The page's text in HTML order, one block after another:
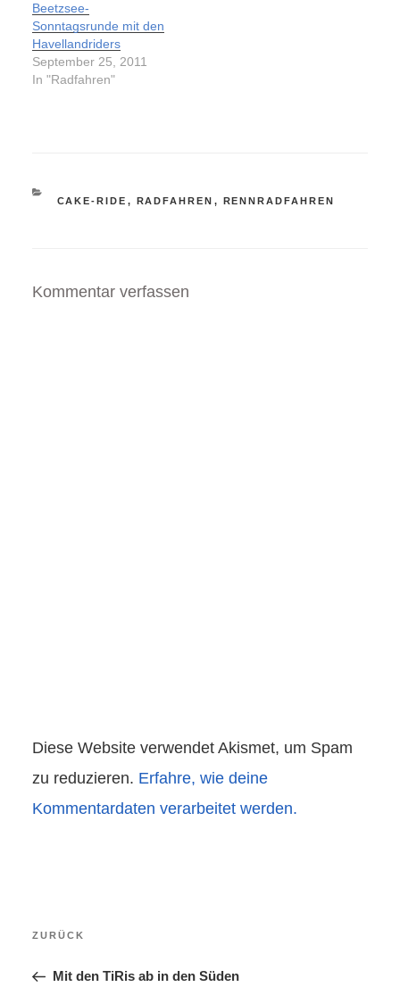
Beetzsee-
Sonntagsrunde mit den
Havellandriders
September 25, 2011
In "Radfahren"
KATEGORIEN
CAKE-RIDE , RADFAHREN , RENNRADFAHREN
Kommentar verfassen
Diese Website verwendet Akismet, um Spam
zu reduzieren. Erfahre, wie deine
Kommentardaten verarbeitet werden.
Vorheriger
ZURÜCK
Mit den TiRis ab in den Süden